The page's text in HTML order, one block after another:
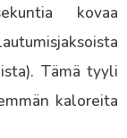
kovaa
Tämä tyyli
kaloreita